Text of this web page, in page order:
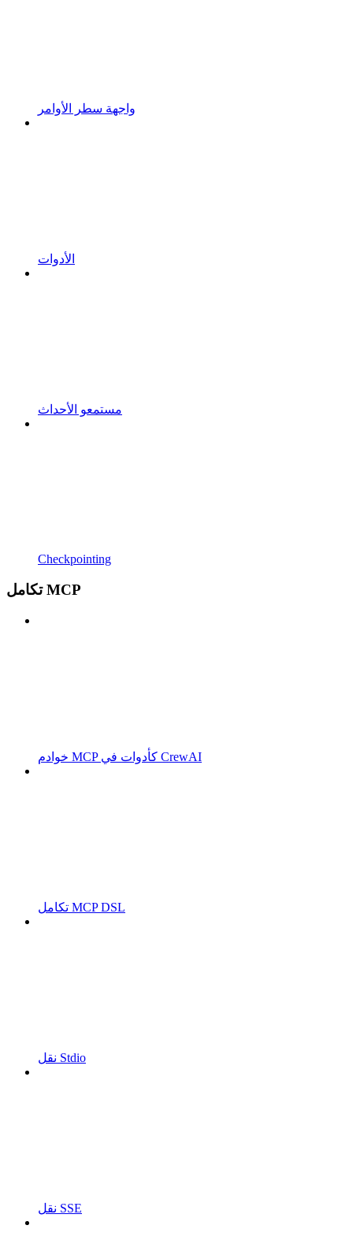
واجهة سطر الأوامر
الأدوات
مستمعو الأحداث
Checkpointing
تكامل MCP
خوادم MCP كأدوات في CrewAI
تكامل MCP DSL
نقل Stdio
نقل SSE